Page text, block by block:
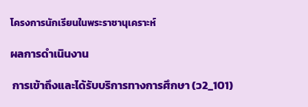
โครงการนักเรียนในพระราชานุเคราะห์
ผลการดำเนินงาน
การเข้าถึงและได้รับบริการทางการศึกษา(ว2_101)